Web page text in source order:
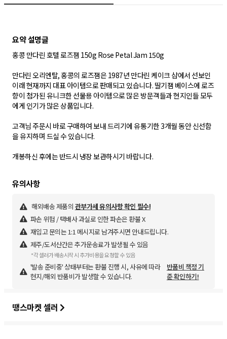
홍콩 만다린 호텔 로즈잼 150g Rose Petal Jam 150g
만다린 오리엔탈, 홍콩의 로즈잼은 1987년 만다린 케이크 샵에서 선보인
이래 현재까지 대표 아이템으로 판매되고 있습니다. 딸기잼 베이스에 로즈
향이 첨가된 유니크한 선물용 아이템으로 많은 방문객들과 현지인들 모두
에게 인기가 많은 상품입니다.
고객님 주문시 바로 구매하여 보내 드리기에 유통기한 3개월 동안 신선함
을 유지하며 드실 수 있습니다.
개봉하신 후에는 반드시 냉장 보관하시기 바랍니다.
유의사항
해외배송 제품의 관부가세 유의사항 확인 필수!
파손 위험 / 택배사 과실로 인한 파손은 환불 X
재입고 문의는 1:1 메시지로 남겨주시면 안내드립니다.
제주/도서산간은 추가운송료가 발생될 수 있음
*각 셀러가 배송시작 시 추가비용을 요청할 수 있음
'발송 준비중' 상태부터는 환불 진행 시, 사유에 따라
현지/해외 반품비가 발생할 수 있습니다.
반품비 책정 기
준 확인하기!
땡스마켓 셀러